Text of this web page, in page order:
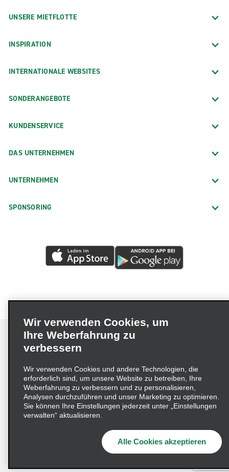
UNSERE MIETFLOTTE
INSPIRATION
INTERNATIONALE WEBSITES
SONDERANGEBOTE
KUNDENSERVICE
DAS UNTERNEHMEN
UNTERNEHMEN
SPONSORING
Impressum Nutzungsbedingungen
Datenschutzrichtlinie
Cookie-Richtlinie
Datenschutzoptionen
Lieferkettensorgfaltspflichtengesetz (LkSG) Grundsatzerklärung
Beschwerdeverfahren nach dem
© 2026 Enterprise Holdings, Inc. Alle Rechte vorbehalten
Wir verwenden Cookies, um
Ihre Weberfahrung zu
verbessern
Wir verwenden Cookies und andere Technologien, die
erforderlich sind, um unsere Website zu betreiben, Ihre
Weberfahrung zu verbessern und zu personalisieren,
Analysen durchzuführen und unser Marketing zu optimieren.
Sie können Ihre Einstellungen jederzeit unter „Einstellungen
verwalten“ aktualisieren.
Alle Cookies akzeptieren